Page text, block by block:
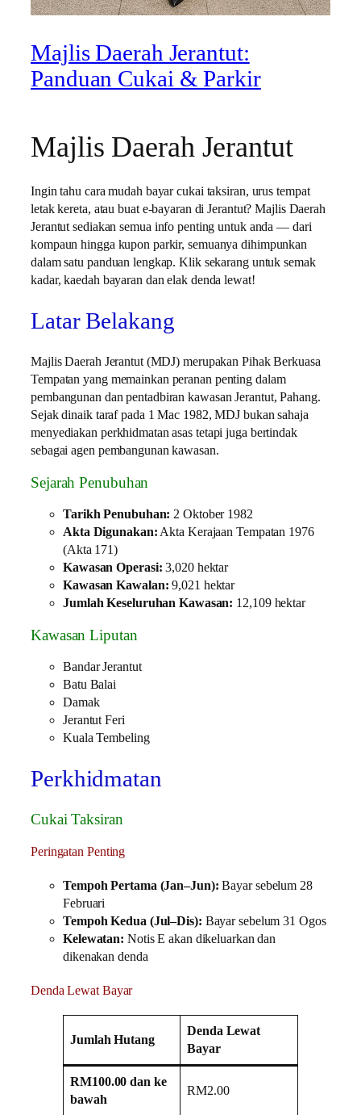
Majlis Daerah Jerantut:
Panduan Cukai & Parkir
Majlis Daerah Jerantut
Ingin tahu cara mudah bayar cukai taksiran, urus tempat
letak kereta, atau buat e-bayaran di Jerantut? Majlis Daerah
Jerantut sediakan semua info penting untuk anda — dari
kompaun hingga kupon parkir, semuanya dihimpunkan
dalam satu panduan lengkap. Klik sekarang untuk semak
kadar, kaedah bayaran dan elak denda lewat!
Latar Belakang
Majlis Daerah Jerantut (MDJ) merupakan Pihak Berkuasa
Tempatan yang memainkan peranan penting dalam
pembangunan dan pentadbiran kawasan Jerantut, Pahang.
Sejak dinaik taraf pada 1 Mac 1982, MDJ bukan sahaja
menyediakan perkhidmatan asas tetapi juga bertindak
sebagai agen pembangunan kawasan.
Sejarah Penubuhan
Tarikh Penubuhan: 2 Oktober 1982
Akta Digunakan:Akta Kerajaan Tempatan 1976
(Akta 171)
Kawasan Operasi: 3,020 hektar
Kawasan Kawalan: 9,021 hektar
Jumlah Keseluruhan Kawasan: 12,109 hektar
Kawasan Liputan
Bandar Jerantut
Batu Balai
Damak
Jerantut Feri
Kuala Tembeling
Perkhidmatan
Cukai Taksiran
Peringatan Penting
Tempoh Pertama (Jan–Jun): Bayar sebelum 28
Februari
Tempoh Kedua (Jul–Dis): Bayar sebelum 31 Ogos
Kelewatan: Notis E akan dikeluarkan dan
dikenakan denda
Denda Lewat Bayar
Jumlah Hutang
Denda Lewat
Bayar
RM100.00 dan ke
bawah
RM2.00